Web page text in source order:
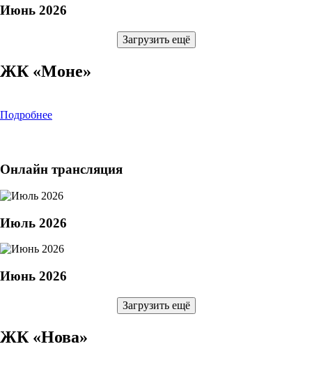
Июнь 2026
Загрузить ещё
ЖК «Моне»
Подробнее
Онлайн трансляция
Июль 2026
Июнь 2026
Загрузить ещё
ЖК «Нова»